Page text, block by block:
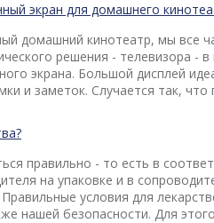
экран для домашнего
домашний кинотеатр, мы все
решения - телевизора - в
экрана. Большой дисплей
и заметок. Случается так, что
правильно - то есть в
на упаковке и в
условия для
нашей безопасности. Для